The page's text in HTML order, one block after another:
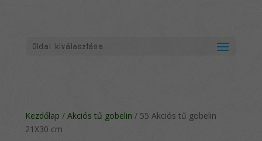
Oldal kiválasztása
Kezdőlap /Akciós tű gobelin / 55 Akciós tű gobelin
21X30 cm